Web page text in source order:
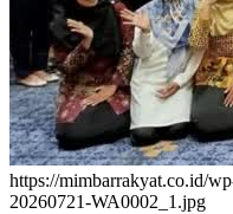
https://mimbarrakyat.co.id/
20260721-WA0002_1.jpg